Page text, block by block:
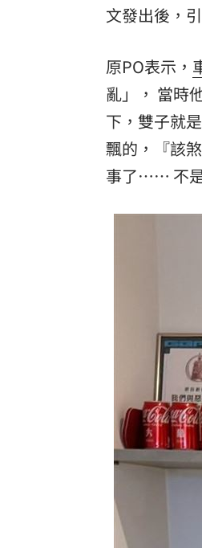
8國球員齊聚
文發出後，
原PO表示，
亂」， 當時
下，雙子就
飄的，『該
事了…… 不是